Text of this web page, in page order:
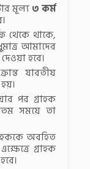
মূল্য৩ কর্ম
থেকে থাকে,
আমাদের
হবে।
যাবতীয়
পর গ্রাহক
সময়ে তা
অবহিত
গ্রাহক